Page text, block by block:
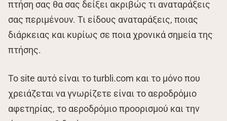
πτήση σας θα σας δείξει ακριβώς τι αναταράξεις
σας περιμένουν. Τι είδους αναταράξεις, ποιας
διάρκειας και κυρίως σε ποια χρονικά σημεία της
πτήσης.
Το site αυτό είναι το turbli.com και το μόνο που
χρειάζεται να γνωρίζετε είναι το αεροδρόμιο
αφετηρίας, το αεροδρόμιο προορισμού και την